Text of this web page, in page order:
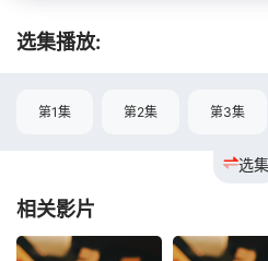
选集播放:
选集
第1集 第2集 第3集
相关影片